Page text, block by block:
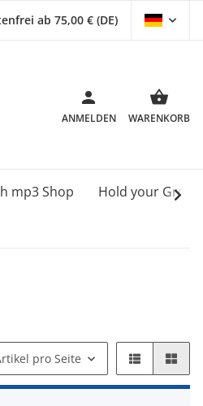
ab 75,00 € (DE)
ANMELDEN WARENKORB
mp3 Shop Hold your
pro Seite